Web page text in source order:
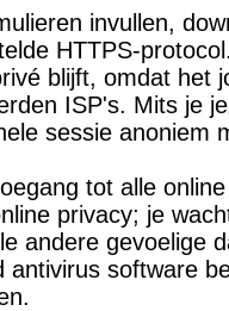
invullen,
HTTPS-
blijft, omdat het
ISP's. Mits je
sessie anoniem
tot alle
privacy; je
andere gevoelige
antivirus software